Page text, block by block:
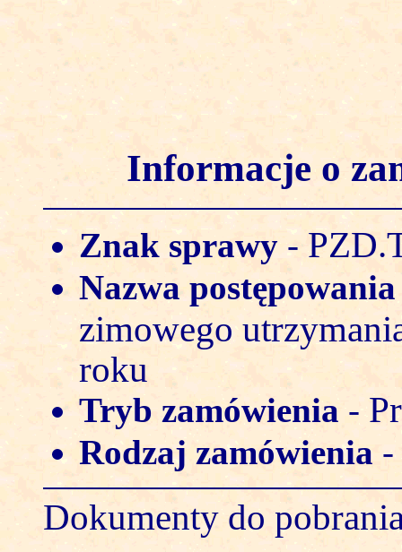
Informacje o
Znak sprawy -
Nazwa
zimowego
roku
Tryb zamówienia -
Rodzaj zamówienia -
Dokumenty do